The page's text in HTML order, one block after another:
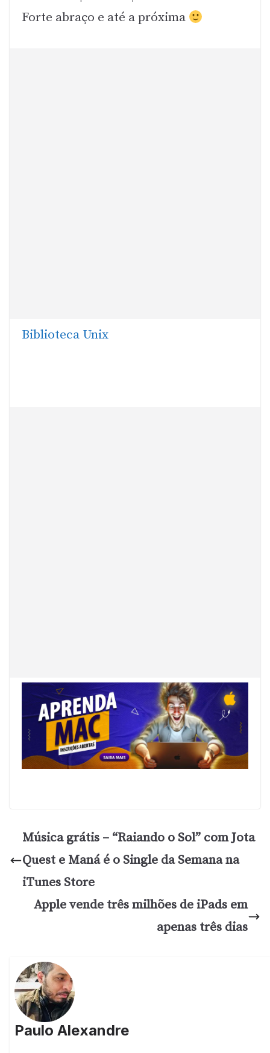
Forte abraço e até a próxima
Biblioteca Unix
Música grátis – “Raiando o Sol” com Jota
Quest e Maná é o Single da Semana na
iTunes Store
Apple vende três milhões de iPads em
apenas três dias
Paulo Alexandre